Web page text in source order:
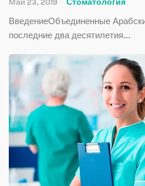
Май 23, 2019 Стоматология
ВведениеОбъединенные
последние два десятилетия...